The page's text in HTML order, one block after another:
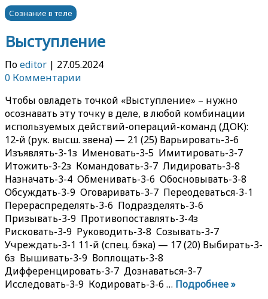
Сознание в теле
Выступление
Поeditor | 27.05.2024
0 Комментарии
Чтобы овладеть точкой «Выступление» – нужно
осознавать эту точку в деле, в любой комбинации
используемых действий-операций-команд (ДОК):
12-й (рук. высш. звена) — 21 (25) Варьировать-3-6
Изъявлять-3-1з Именовать-3-5 Имитировать-3-7
Итожить-3-2з Командовать-3-7 Лидировать-3-8
Назначать-3-4 Обменивать-3-6 Обосновывать-3-8
Обсуждать-3-9 Оговаривать-3-7 Переодеваться-3-1
Перераспределять-3-6 Подразделять-3-6
Призывать-3-9 Противопоставлять-3-4з
Рисковать-3-9 Руководить-3-8 Созывать-3-7
Учреждать-3-1 11-й (спец. бэка) — 17 (20) Выбирать-3-
6з Вышивать-3-9 Воплощать-3-8
Дифференцировать-3-7 Дознаваться-3-7
Исследовать-3-9 Кодировать-3-6 … Подробнее »